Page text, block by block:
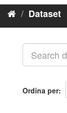
Dataset
Ordina per